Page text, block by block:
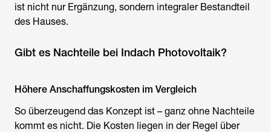
ist nicht nur Ergänzung, sondern integraler Bestandteil
des Hauses.
Gibt es Nachteile bei Indach Photovoltaik?
Höhere Anschaffungskosten im Vergleich
So überzeugend das Konzept ist – ganz ohne Nachteile
kommt es nicht. Die Kosten liegen in der Regel über